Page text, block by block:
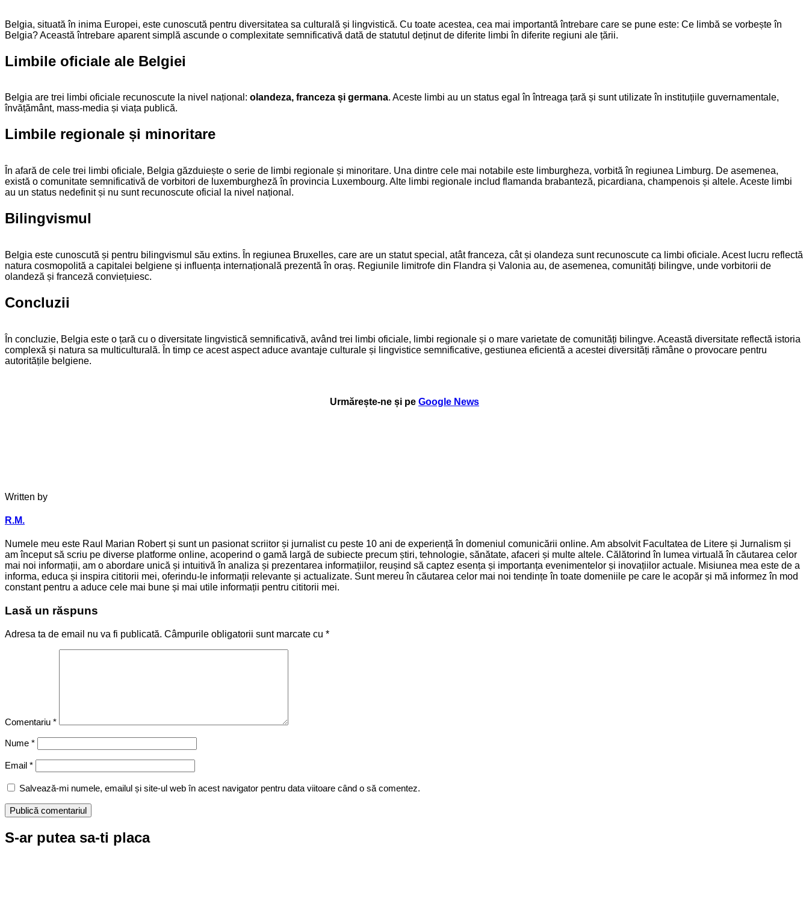
Belgia, situată în inima Europei, este cunoscută pentru diversitatea sa culturală și lingvistică. Cu toate acestea, cea mai importantă întrebare care se pune este: Ce limbă se vorbește în
Belgia? Această întrebare aparent simplă ascunde o complexitate semnificativă dată de statutul deținut de diferite limbi în diferite regiuni ale țării.
Limbile oficiale ale Belgiei
Belgia are trei limbi oficiale recunoscute la nivel național: olandeza, franceza și germana. Aceste limbi au un status egal în întreaga țară și sunt utilizate în instituțiile guvernamentale,
învățământ, mass-media și viața publică.
Limbile regionale și minoritare
În afară de cele trei limbi oficiale, Belgia găzduiește o serie de limbi regionale și minoritare. Una dintre cele mai notabile este limburgheza, vorbită în regiunea Limburg. De asemenea,
există o comunitate semnificativă de vorbitori de luxemburgheză în provincia Luxembourg. Alte limbi regionale includ flamanda brabanteză, picardiana, champenois și altele. Aceste limbi
au un status nedefinit și nu sunt recunoscute oficial la nivel național.
Bilingvismul
Belgia este cunoscută și pentru bilingvismul său extins. În regiunea Bruxelles, care are un statut special, atât franceza, cât și olandeza sunt recunoscute ca limbi oficiale. Acest lucru reflectă
natura cosmopolită a capitalei belgiene și influența internațională prezentă în oraș. Regiunile limitrofe din Flandra și Valonia au, de asemenea, comunități bilingve, unde vorbitorii de
olandeză și franceză conviețuiesc.
Concluzii
În concluzie, Belgia este o țară cu o diversitate lingvistică semnificativă, având trei limbi oficiale, limbi regionale și o mare varietate de comunități bilingve. Această diversitate reflectă istoria
complexă și natura sa multiculturală. În timp ce acest aspect aduce avantaje culturale și lingvistice semnificative, gestiunea eficientă a acestei diversități rămâne o provocare pentru
autoritățile belgiene.
Urmărește-ne și pe Google News
Written by
R.M.
Numele meu este Raul Marian Robert și sunt un pasionat scriitor și jurnalist cu peste 10 ani de experiență în domeniul comunicării online. Am absolvit Facultatea de Litere și Jurnalism și
am început să scriu pe diverse platforme online, acoperind o gamă largă de subiecte precum știri, tehnologie, sănătate, afaceri și multe altele. Călătorind în lumea virtuală în căutarea celor
mai noi informații, am o abordare unică și intuitivă în analiza și prezentarea informațiilor, reușind să captez esența și importanța evenimentelor și inovațiilor actuale. Misiunea mea este de a
informa, educa și inspira cititorii mei, oferindu-le informații relevante și actualizate. Sunt mereu în căutarea celor mai noi tendințe în toate domeniile pe care le acopăr și mă informez în mod
constant pentru a aduce cele mai bune și mai utile informații pentru cititorii mei.
Lasă un răspuns
Adresa ta de email nu va fi publicată. Câmpurile obligatorii sunt marcate cu *
Comentariu *
Nume *
Email *
Salvează-mi numele, emailul și site-ul web în acest navigator pentru data viitoare când o să comentez.
S-ar putea sa-ti placa